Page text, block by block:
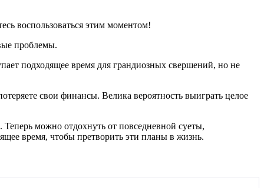
воспользоваться этим моментом!
проблемы.
подходящее время для грандиозных свершений, но не
свои финансы. Велика вероятность выиграть целое
можно отдохнуть от повседневной суеты,
время, чтобы претворить эти планы в жизнь.